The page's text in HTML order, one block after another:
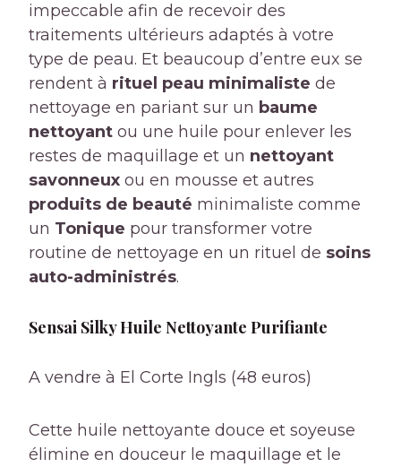
impeccable afin de recevoir des
traitements ultérieurs adaptés à votre
type de peau. Et beaucoup d’entre eux se
rendent à rituel peau minimaliste de
nettoyage en pariant sur un baume
nettoyant ou une huile pour enlever les
restes de maquillage et un nettoyant
savonneux ou en mousse et autres
produits de beauté minimaliste comme
un Tonique pour transformer votre
routine de nettoyage en un rituel de soins
auto-administrés.
Sensai Silky Huile Nettoyante Purifiante
A vendre à El Corte Ingls (48 euros)
Cette huile nettoyante douce et soyeuse
élimine en douceur le maquillage et le